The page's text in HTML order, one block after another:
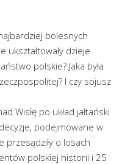
bolesnych
ukształtowały dzieje
polskie? Jaka była
I czy sojusz
Wisłę po układ jałtański
podejmowane w
przesądziły o losach
polskiej historii i 25